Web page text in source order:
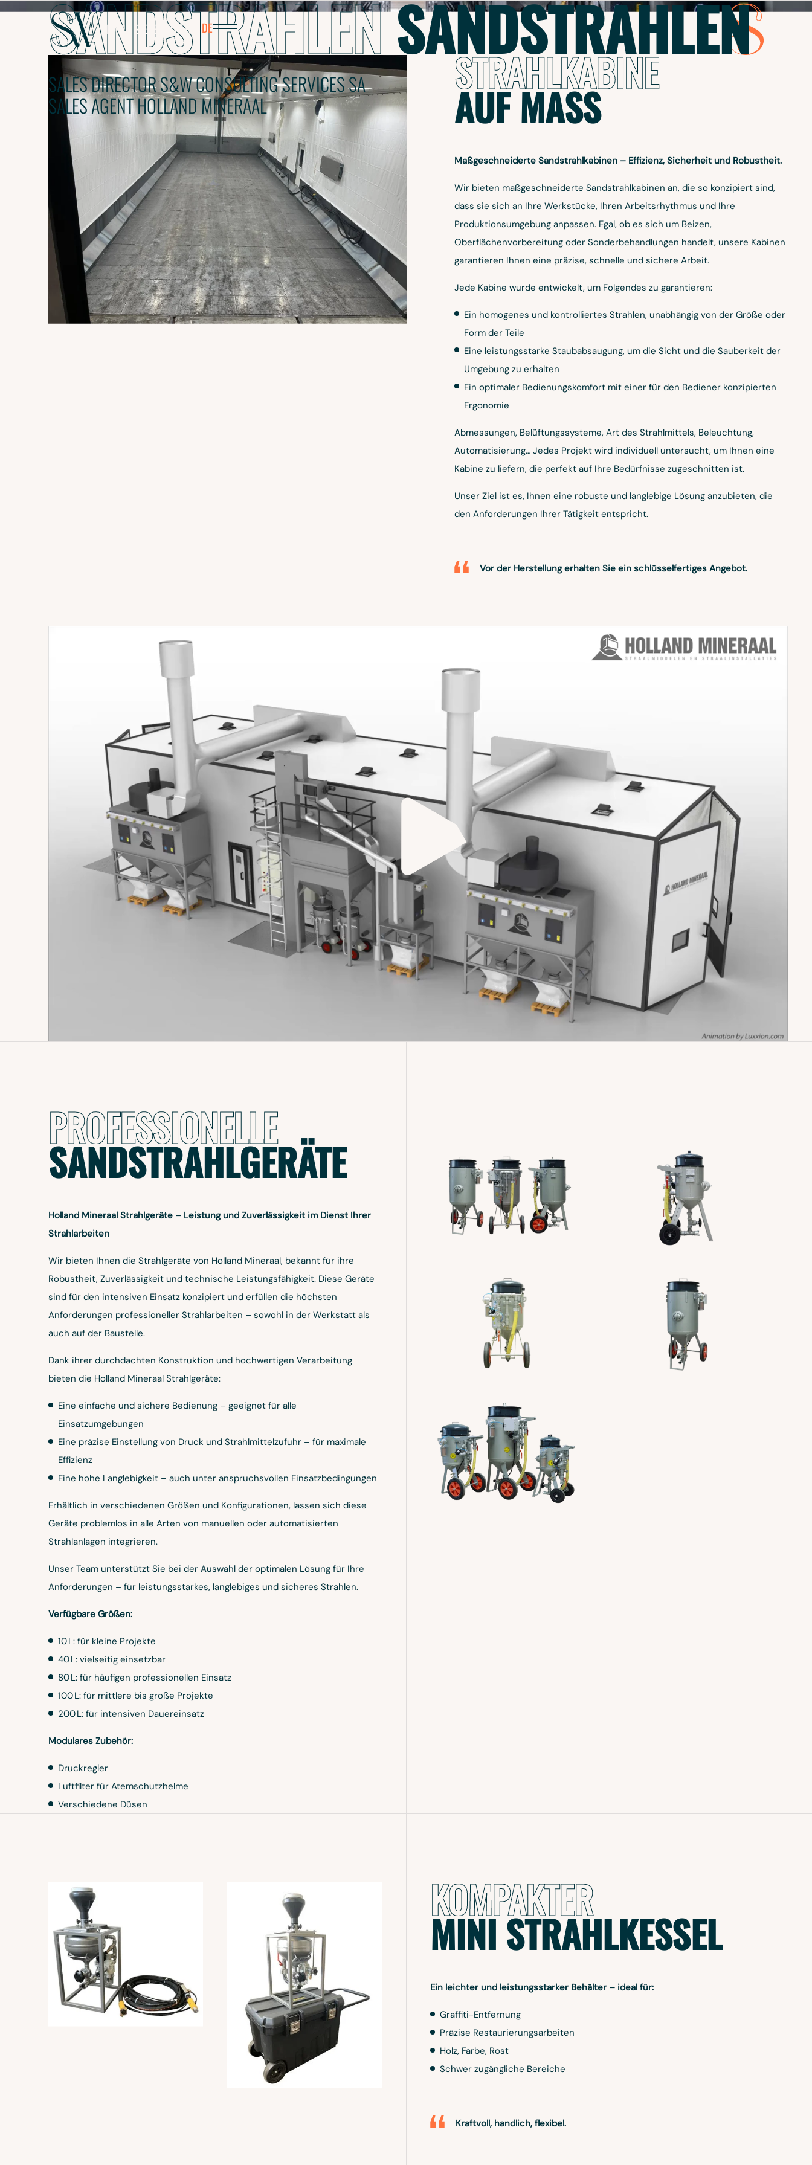
DAVID SIEBERATHFR DE
SIEBERATH
CONSULTING SERVICES SA
MINERAAL
CLAUDIA
COACH, TRAINERIN
HR CONSULTANT
SANDSTRAHLENSANDSTRAHLEN
SALES DIRECTOR S&W CONSULTING SERVICES SA
SALES AGENT HOLLAND MINERAAL
STRAHLKABINE
AUF MASS
Maßgeschneiderte Sandstrahlkabinen – Effizienz, Sicherheit und Robustheit.
Wir bieten maßgeschneiderte Sandstrahlkabinen an, die so konzipiert sind,
dass sie sich an Ihre Werkstücke, Ihren Arbeitsrhythmus und Ihre
Produktionsumgebung anpassen. Egal, ob es sich um Beizen,
Oberflächenvorbereitung oder Sonderbehandlungen handelt, unsere Kabinen
garantieren Ihnen eine präzise, schnelle und sichere Arbeit.
Jede Kabine wurde entwickelt, um Folgendes zu garantieren:
Ein homogenes und kontrolliertes Strahlen, unabhängig von der Größe oder
Form der Teile
Eine leistungsstarke Staubabsaugung, um die Sicht und die Sauberkeit der
Umgebung zu erhalten
Ein optimaler Bedienungskomfort mit einer für den Bediener konzipierten
Ergonomie
Abmessungen, Belüftungssysteme, Art des Strahlmittels, Beleuchtung,
Automatisierung… Jedes Projekt wird individuell untersucht, um Ihnen eine
Kabine zu liefern, die perfekt auf Ihre Bedürfnisse zugeschnitten ist.
Unser Ziel ist es, Ihnen eine robuste und langlebige Lösung anzubieten, die
den Anforderungen Ihrer Tätigkeit entspricht.
Vor der Herstellung erhalten Sie ein schlüsselfertiges Angebot.
PROFESSIONELLE
SANDSTRAHLGERÄTE
Holland Mineraal Strahlgeräte – Leistung und Zuverlässigkeit im Dienst Ihrer
Strahlarbeiten
Wir bieten Ihnen die Strahlgeräte von Holland Mineraal, bekannt für ihre
Robustheit, Zuverlässigkeit und technische Leistungsfähigkeit. Diese Geräte
sind für den intensiven Einsatz konzipiert und erfüllen die höchsten
Anforderungen professioneller Strahlarbeiten – sowohl in der Werkstatt als
auch auf der Baustelle.
Dank ihrer durchdachten Konstruktion und hochwertigen Verarbeitung
bieten die Holland Mineraal Strahlgeräte:
Eine einfache und sichere Bedienung – geeignet für alle
Einsatzumgebungen
Eine präzise Einstellung von Druck und Strahlmittelzufuhr – für maximale
Effizienz
Eine hohe Langlebigkeit – auch unter anspruchsvollen Einsatzbedingungen
Erhältlich in verschiedenen Größen und Konfigurationen, lassen sich diese
Geräte problemlos in alle Arten von manuellen oder automatisierten
Strahlanlagen integrieren.
Unser Team unterstützt Sie bei der Auswahl der optimalen Lösung für Ihre
Anforderungen – für leistungsstarkes, langlebiges und sicheres Strahlen.
Verfügbare Größen:
10 L: für kleine Projekte
40 L: vielseitig einsetzbar
80 L: für häufigen professionellen Einsatz
100 L: für mittlere bis große Projekte
200 L: für intensiven Dauereinsatz
Modulares Zubehör:
Druckregler
Luftfilter für Atemschutzhelme
Verschiedene Düsen
KOMPAKTER
MINI STRAHLKESSEL
Ein leichter und leistungsstarker Behälter – ideal für:
Graffiti-Entfernung
Präzise Restaurierungsarbeiten
Holz, Farbe, Rost
Schwer zugängliche Bereiche
Kraftvoll, handlich, flexibel.